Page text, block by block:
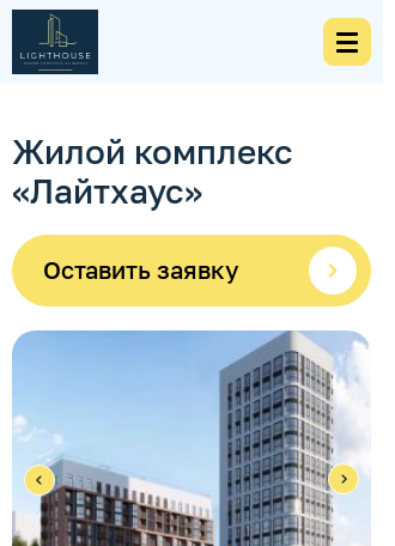
Жилой комплекс
«Лайтхаус»
Оставить заявку